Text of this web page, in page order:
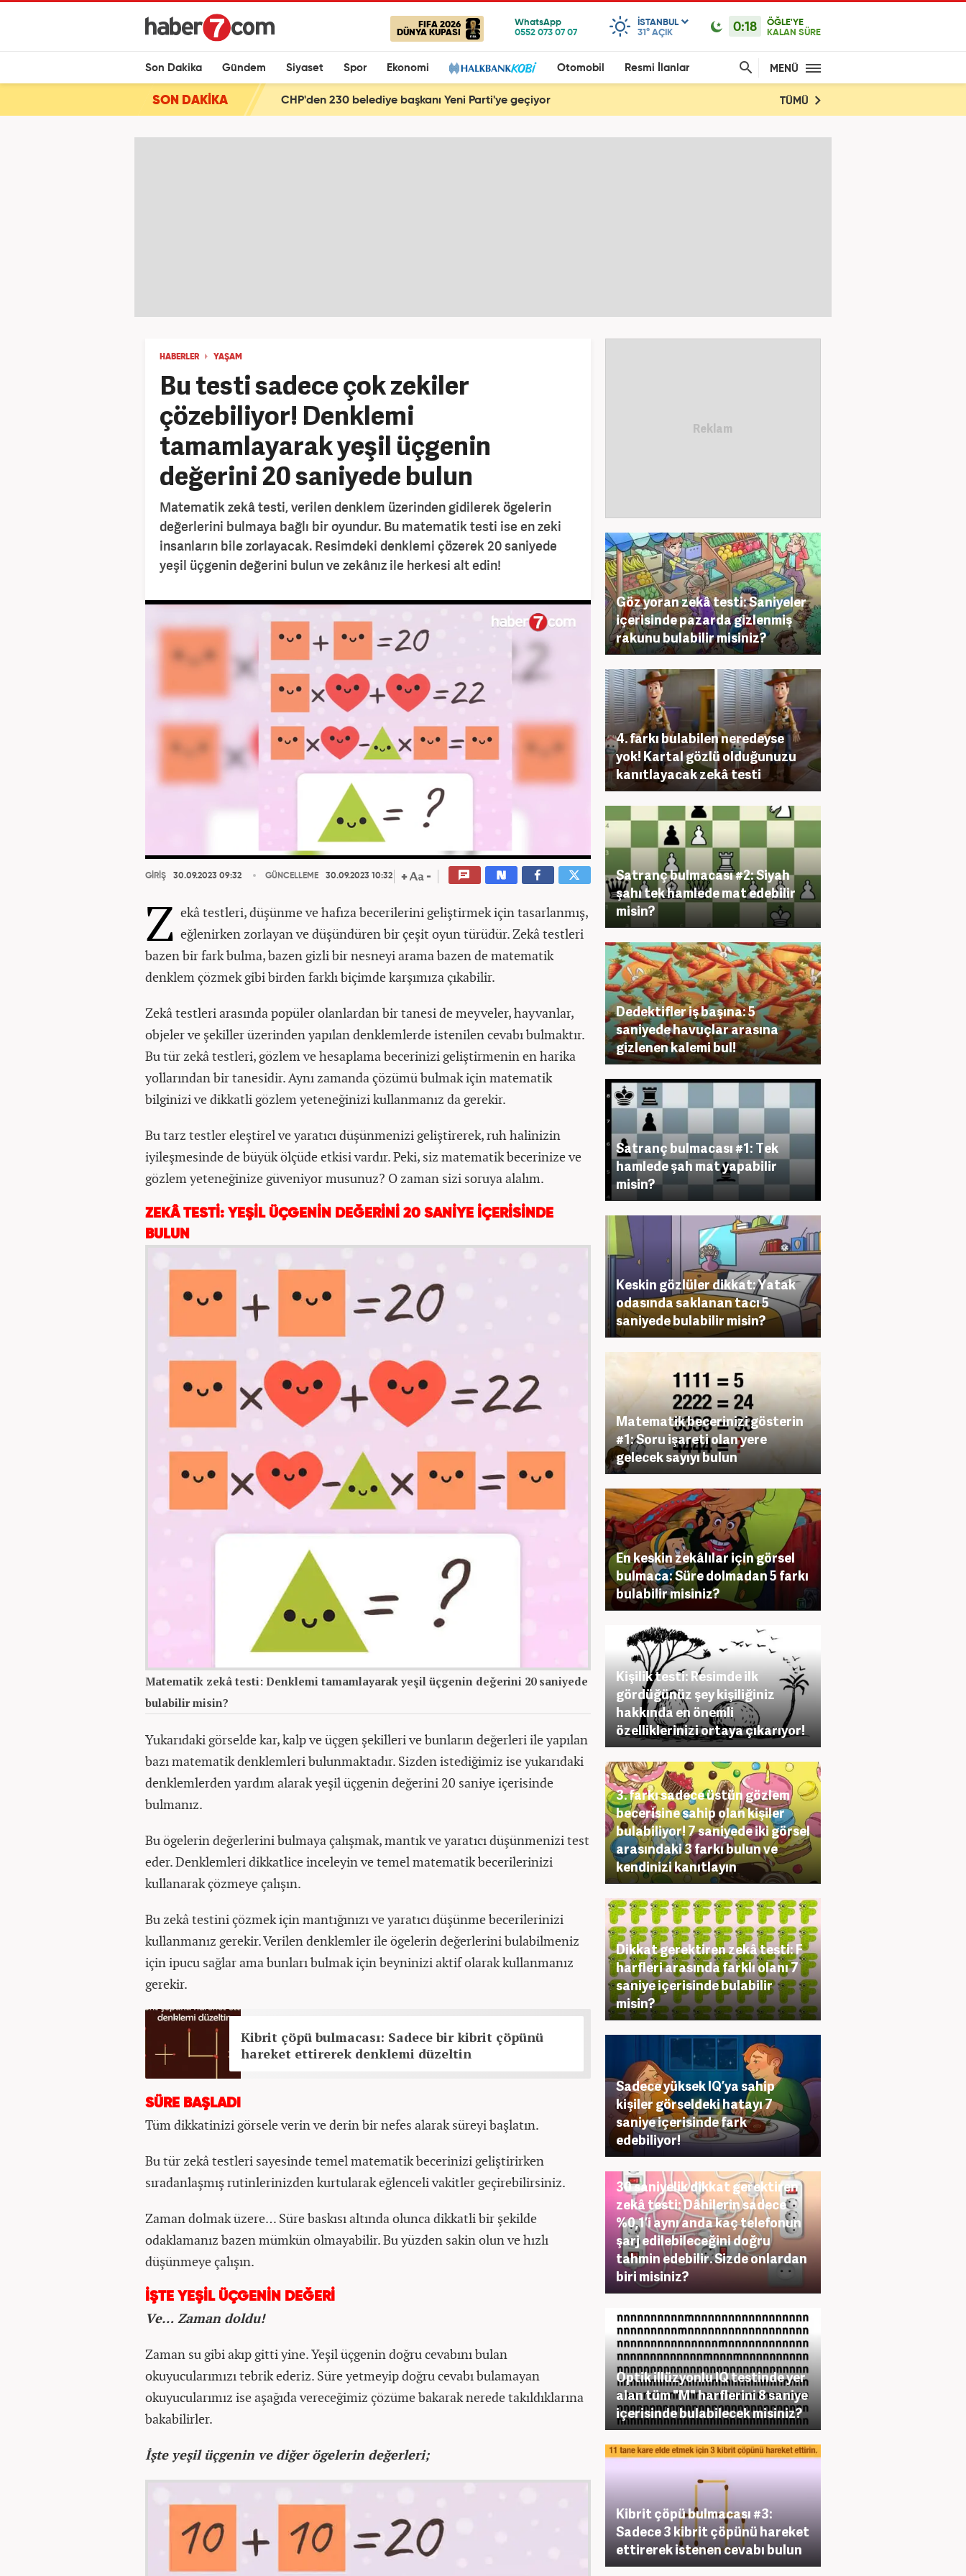
FIFA 2026
DÜNYA KUPASI
ISTANBUL
31° AÇIK 0:18
ÖĞLE'YE
KALAN SÜRE
Son Dakika Gündem Siyaset Spor Ekonomi Otomobil Resmi İlanlar MENÜ
SON DAKİKA CHP'den 230 belediye başkanı Yeni Parti'ye geçiyor TÜMÜ
HABERLER YAŞAM
Bu testi sadece çok zekiler
çözebiliyor! Denklemi
tamamlayarak yeşil üçgenin
değerini 20 saniyede bulun
Matematik zekâ testi, verilen denklem üzerinden gidilerek ögelerin
değerlerini bulmaya bağlı bir oyundur. Bu matematik testi ise en zeki
insanların bile zorlayacak. Resimdeki denklemi çözerek 20 saniyede
yeşil üçgenin değerini bulun ve zekânız ile herkesi alt edin!
GİRİŞ 30.09.2023 09:32 GÜNCELLEME 30.09.2023 10:32
Z ekâ testleri, düşünme ve hafıza becerilerini geliştirmek için tasarlanmış,
eğlenirken zorlayan ve düşündüren bir çeşit oyun türüdür. Zekâ testleri
bazen bir fark bulma, bazen gizli bir nesneyi arama bazen de matematik
denklem çözmek gibi birden farklı biçimde karşımıza çıkabilir.
Zekâ testleri arasında popüler olanlardan bir tanesi de meyveler, hayvanlar,
objeler ve şekiller üzerinden yapılan denklemlerde istenilen cevabı bulmaktır.
Bu tür zekâ testleri, gözlem ve hesaplama becerinizi geliştirmenin en harika
yollarından bir tanesidir. Aynı zamanda çözümü bulmak için matematik
bilginizi ve dikkatli gözlem yeteneğinizi kullanmanız da gerekir.
Bu tarz testler eleştirel ve yaratıcı düşünmenizi geliştirerek, ruh halinizin
iyileşmesinde de büyük ölçüde etkisi vardır. Peki, siz matematik becerinize ve
gözlem yeteneğinize güveniyor musunuz? O zaman sizi soruya alalım.
ZEKÂ TESTİ: YEŞİL ÜÇGENİN DEĞERİNİ 20 SANİYE İÇERİSİNDE
BULUN
Matematik zekâ testi: Denklemi tamamlayarak yeşil üçgenin değerini 20 saniyede
bulabilir misin?
Yukarıdaki görselde kar, kalp ve üçgen şekilleri ve bunların değerleri ile yapılan
bazı matematik denklemleri bulunmaktadır. Sizden istediğimiz ise yukarıdaki
denklemlerden yardım alarak yeşil üçgenin değerini 20 saniye içerisinde
bulmanız.
Bu ögelerin değerlerini bulmaya çalışmak, mantık ve yaratıcı düşünmenizi test
eder. Denklemleri dikkatlice inceleyin ve temel matematik becerilerinizi
kullanarak çözmeye çalışın.
Bu zekâ testini çözmek için mantığınızı ve yaratıcı düşünme becerilerinizi
kullanmanız gerekir. Verilen denklemler ile ögelerin değerlerini bulabilmeniz
için ipucu sağlar ama bunları bulmak için beyninizi aktif olarak kullanmanız
gerekir.
Kibrit çöpü bulmacası: Sadece bir kibrit çöpünü
hareket ettirerek denklemi düzeltin
SÜRE BAŞLADI
Tüm dikkatinizi görsele verin ve derin bir nefes alarak süreyi başlatın.
Bu tür zekâ testleri sayesinde temel matematik becerinizi geliştirirken
sıradanlaşmış rutinlerinizden kurtularak eğlenceli vakitler geçirebilirsiniz.
Zaman dolmak üzere… Süre baskısı altında olunca dikkatli bir şekilde
odaklamanız bazen mümkün olmayabilir. Bu yüzden sakin olun ve hızlı
düşünmeye çalışın.
İŞTE YEŞİL ÜÇGENİN DEĞERİ
Ve… Zaman doldu!
Zaman su gibi akıp gitti yine. Yeşil üçgenin doğru cevabını bulan
okuyucularımızı tebrik ederiz. Süre yetmeyip doğru cevabı bulamayan
okuyucularımız ise aşağıda vereceğimiz çözüme bakarak nerede takıldıklarına
bakabilirler.
İşte yeşil üçgenin ve diğer ögelerin değerleri;
Göz yoran zekâ testi: Saniyeler
içerisinde pazarda gizlenmiş
rakunu bulabilir misiniz?
4. farkı bulabilen neredeyse
yok! Kartal gözlü olduğunuzu
kanıtlayacak zekâ testi
Satranç bulmacası #2: Siyah
şahı tek hamlede mat edebilir
misin?
Dedektifler iş başına: 5
saniyede havuçlar arasına
gizlenen kalemi bul!
Satranç bulmacası #1: Tek
hamlede şah mat yapabilir
misin?
Keskin gözlüler dikkat: Yatak
odasında saklanan tacı 5
saniyede bulabilir misin?
Matematik becerinizi gösterin
#1: Soru işareti olan yere
gelecek sayıyı bulun
En keskin zekâlılar için görsel
bulmaca: Süre dolmadan 5 farkı
bulabilir misiniz?
Kişilik testi: Resimde ilk
gördüğünüz şey kişiliğiniz
hakkında en önemli
özelliklerinizi ortaya çıkarıyor!
3. farkı sadece üstün gözlem
becerisine sahip olan kişiler
bulabiliyor! 7 saniyede iki görsel
arasındaki 3 farkı bulun ve
kendinizi kanıtlayın
Dikkat gerektiren zekâ testi: F
harfleri arasında farklı olanı 7
saniye içerisinde bulabilir
misin?
Sadece yüksek IQ’ya sahip
kişiler görseldeki hatayı 7
saniye içerisinde fark
edebiliyor!
30 saniyelik dikkat gerektiren
zekâ testi: Dâhilerin sadece
%0,1’i aynı anda kaç telefonun
şarj edilebileceğini doğru
tahmin edebilir. Sizde onlardan
biri misiniz?
Optik illüzyonlu IQ testinde yer
alan tüm "M" harflerini 8 saniye
içerisinde bulabilecek misiniz?
Kibrit çöpü bulmacası #3:
Sadece 3 kibrit çöpünü hareket
ettirerek istenen cevabı bulun